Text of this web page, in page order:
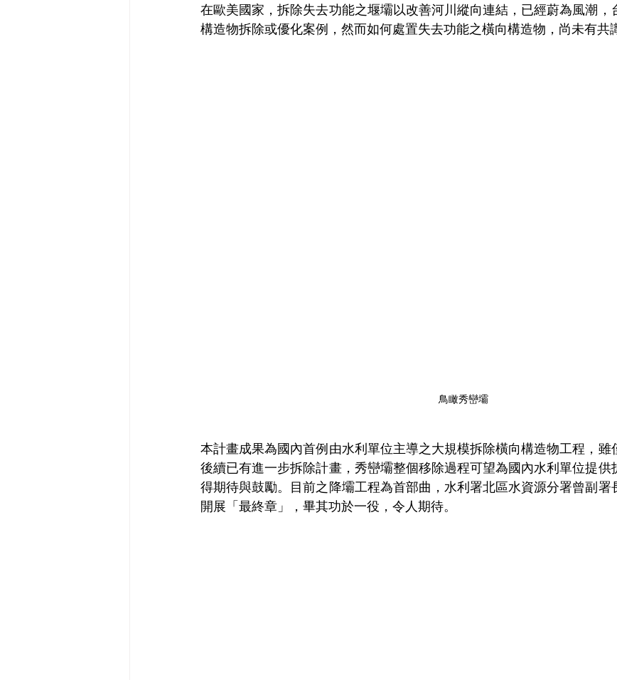
在歐美國家，拆除失去功能之堰壩以改善河川縱向連結，已經蔚為風潮，
構造物拆除或優化案例，然而如何處置失去功能之橫向構造物，尚未有共
鳥瞰秀巒壩
本計畫成果為國內首例由水利單位主導之大規模拆除橫向構造物工程，雖
後續已有進一步拆除計畫，秀巒壩整個移除過程可望為國內水利單位提供
得期待與鼓勵。目前之降壩工程為首部曲，水利署北區水資源分署曾副署
開展「最終章」，畢其功於一役，令人期待。